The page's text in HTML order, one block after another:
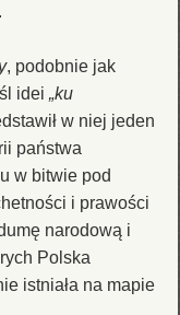
, podobnie jak
idei „ku
w niej jeden
państwa
w bitwie pod
i prawości
narodową i
Polska
istniała na mapie